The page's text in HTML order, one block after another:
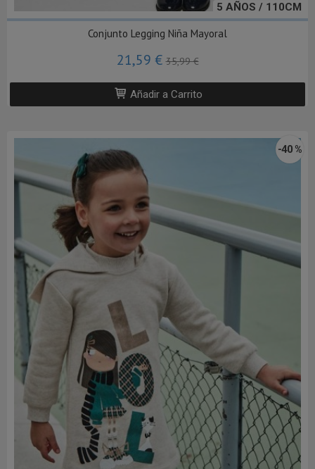
5 AÑOS / 110CM
Conjunto Legging Niña Mayoral
21,59 €35,99 €
Añadir a Carrito
-40 %